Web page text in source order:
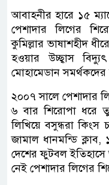
আবাহনীর হারে ১৫
পেশাদার লিগের
কুমিল্লার ভাষাশহীদ
হওয়ার উচ্ছ্বাস
মোহামেডান সমর্থকদের
২০০৭ সালে পেশাদার
৬ বার শিরোপা ধরে
লিখিয়ে বসুন্ধরা কিংস
জামাল ধানমন্ডি
দেশের ফুটবল ইতিহাসে
নেই পেশাদার লিগের